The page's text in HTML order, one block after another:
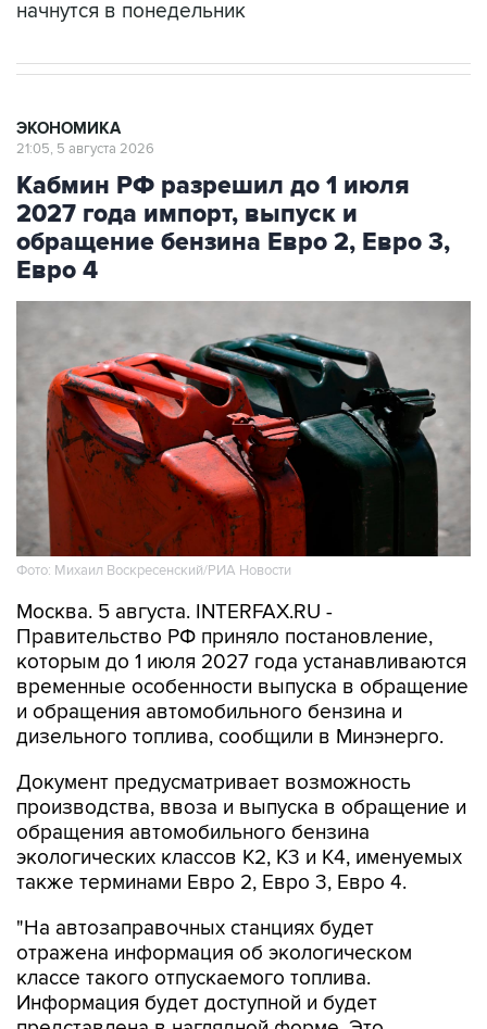
начнутся в понедельник
ЭКОНОМИКА
21:05, 5 августа 2026
Кабмин РФ разрешил до 1 июля
2027 года импорт, выпуск и
обращение бензина Евро 2, Евро 3,
Евро 4
Фото: Михаил Воскресенский/РИА Новости
Москва. 5 августа. INTERFAX.RU -
Правительство РФ приняло постановление,
которым до 1 июля 2027 года устанавливаются
временные особенности выпуска в обращение
и обращения автомобильного бензина и
дизельного топлива, сообщили в Минэнерго.
Документ предусматривает возможность
производства, ввоза и выпуска в обращение и
обращения автомобильного бензина
экологических классов К2, К3 и К4, именуемых
также терминами Евро 2, Евро 3, Евро 4.
"На автозаправочных станциях будет
отражена информация об экологическом
классе такого отпускаемого топлива.
Информация будет доступной и будет